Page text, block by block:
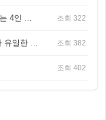
셰이디 잡 – 살아 움직이는 가방을 운반하는 4인 협동 물리 어드벤처 게임 조회 322
루트 – 좀비 떼를 뚫고 달려라! 스쿨버스가 유일한 집이 되는 4인 협동 생존 게임 조회 382
조회 402